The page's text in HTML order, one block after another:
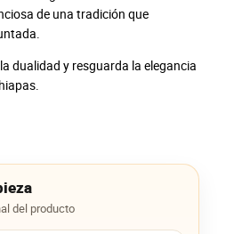
de una tradición que
dualidad y resguarda la elegancia
del producto